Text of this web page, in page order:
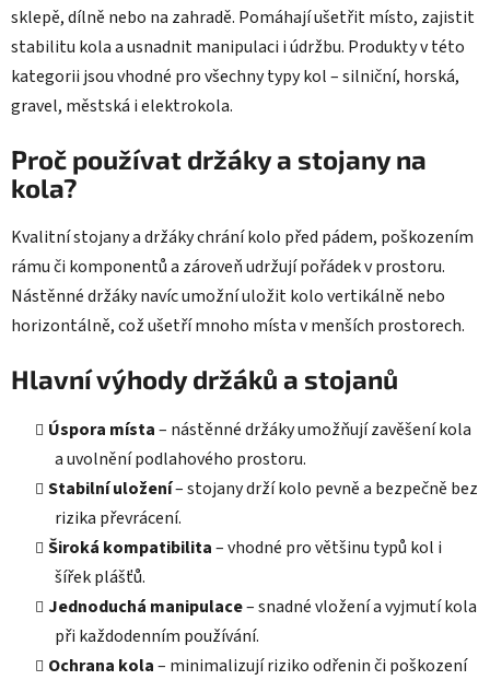
i
s
sklepě, dílně nebo na zahradě. Pomáhají ušetřit místo, zajistit
stabilitu kola a usnadnit manipulaci i údržbu. Produkty v této
kategorii jsou vhodné pro všechny typy kol – silniční, horská,
gravel, městská i elektrokola.
Proč používat držáky a stojany na
kola?
Kvalitní stojany a držáky chrání kolo před pádem, poškozením
rámu či komponentů a zároveň udržují pořádek v prostoru.
Nástěnné držáky navíc umožní uložit kolo vertikálně nebo
horizontálně, což ušetří mnoho místa v menších prostorech.
Hlavní výhody držáků a stojanů
Úspora místa– nástěnné držáky umožňují zavěšení kola
a uvolnění podlahového prostoru.
Stabilní uložení– stojany drží kolo pevně a bezpečně bez
rizika převrácení.
Široká kompatibilita– vhodné pro většinu typů kol i
šířek plášťů.
Jednoduchá manipulace– snadné vložení a vyjmutí kola
při každodenním používání.
Ochrana kola– minimalizují riziko odřenin či poškození